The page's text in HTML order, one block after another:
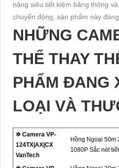
năng siêu tiết kiệm băng thông
chuyển động, sản phẩm này
NHỮNG
THỂ THAY
PHẨM ĐANG
LOẠI VÀ
✲ Camera VP-
124TX|AX|CX
VanTech
Hồng Ngoại 50m
1080P Sắc nét